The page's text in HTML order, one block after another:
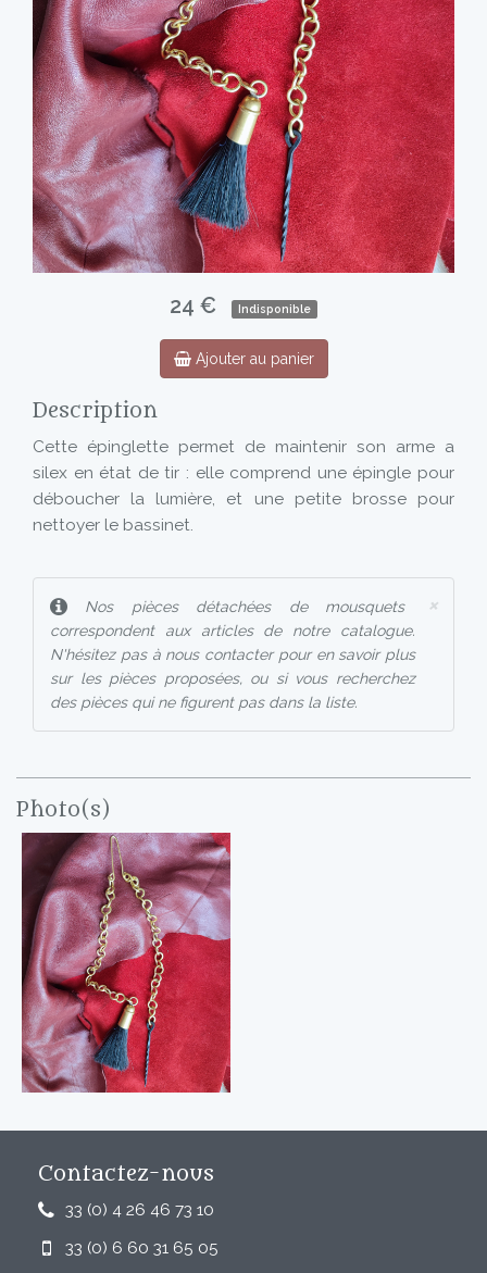
24 € Indisponible
Ajouter au panier
Description
Cette épinglette permet de maintenir son arme a
silex en état de tir : elle comprend une épingle pour
déboucher la lumière, et une petite brosse pour
nettoyer le bassinet.
×
Nos pièces détachées de mousquets
correspondent aux articles de notre catalogue.
N'hésitez pas à nous contacter pour en savoir plus
sur les pièces proposées, ou si vous recherchez
des pièces qui ne figurent pas dans la liste.
Photo(s)
Contactez-nous
33 (0) 4 26 46 73 10
33 (0) 6 60 31 65 05